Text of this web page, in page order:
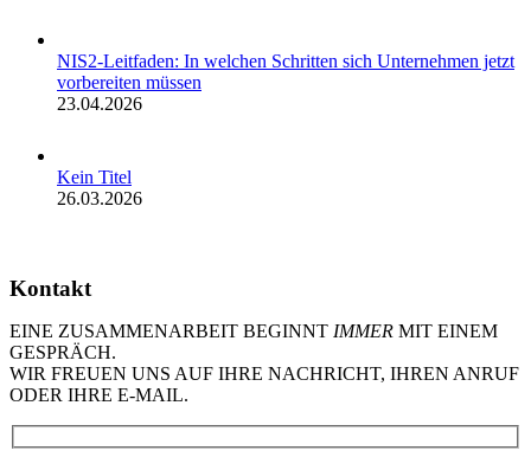
NIS2-Leitfaden: In welchen Schritten sich Unternehmen jetzt
vorbereiten müssen
23.04.2026
Kein Titel
26.03.2026
Kontakt
EINE ZUSAMMENARBEIT BEGINNT IMMER MIT EINEM
GESPRÄCH.
WIR FREUEN UNS AUF IHRE NACHRICHT, IHREN ANRUF
ODER IHRE E-MAIL.